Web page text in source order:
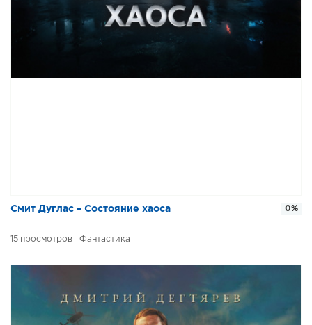
Смит Дуглас – Состояние хаоса
15 Фантастика
0%